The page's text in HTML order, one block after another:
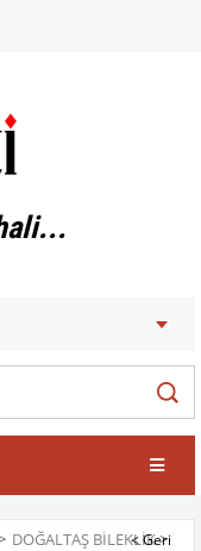
DOĞALTAŞ BILEKLIK>